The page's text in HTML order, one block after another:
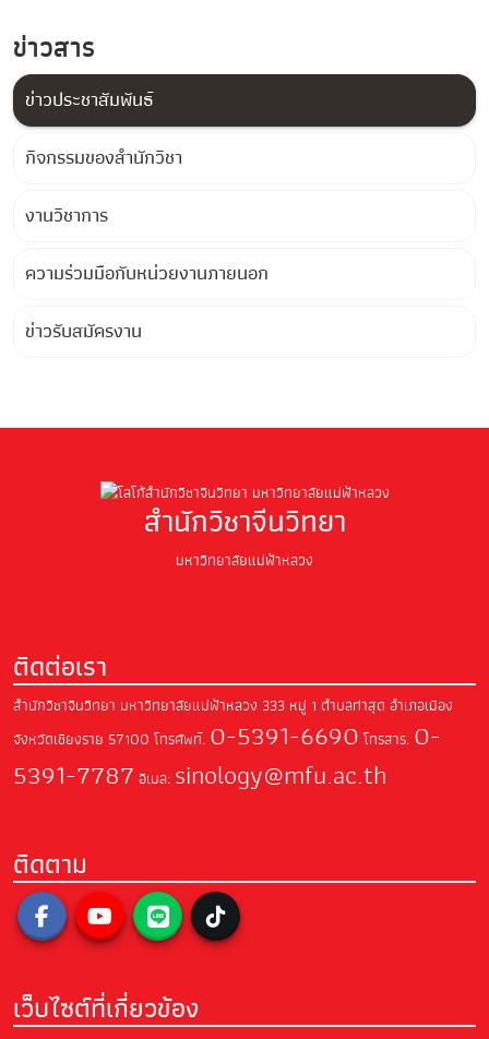
ข่าวสาร
ข่าวประชาสัมพันธ์
กิจกรรมของสำนักวิชา
งานวิชาการ
ความร่วมมือกับหน่วยงานภายนอก
ข่าวรับสมัครงาน
สำนักวิชาจีนวิทยา
มหาวิทยาลัยแม่ฟ้าหลวง
ติดต่อเรา
สำนักวิชาจีนวิทยา มหาวิทยาลัยแม่ฟ้าหลวง 333 หมู่ 1 ตำบลท่าสุด อำเภอเมือง
จังหวัดเชียงราย 57100 โทรศัพท์. 0-5391-6690 โทรสาร. 0-
5391-7787 อีเมล: sinology@mfu.ac.th
ติดตาม
เว็บไซต์ที่เกี่ยวข้อง